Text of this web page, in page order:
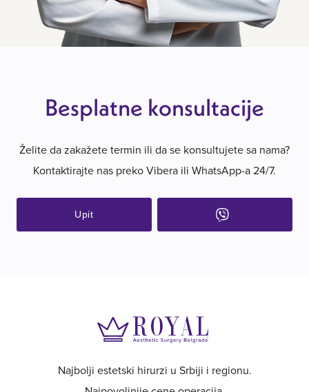
Besplatne konsultacije
Želite da zakažete termin ili da se konsultujete sa nama?
Kontaktirajte nas preko Vibera ili WhatsApp-a 24/7.
Upit
Najbolji estetski hirurzi u Srbiji i regionu.